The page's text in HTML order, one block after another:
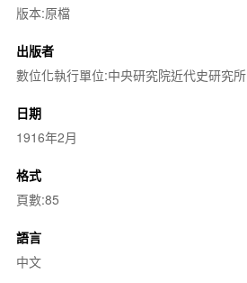
版本:原檔
出版者
數位化執行單位:中央研究院近代史研究所
日期
1916年2月
格式
頁數:85
語言
中文